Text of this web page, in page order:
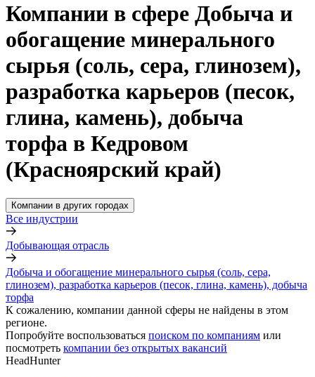
Компании в сфере Добыча и
обогащение минерального
сырья (соль, сера, глинозем),
разработка карьеров (песок,
глина, камень), добыча
торфа в Кедровом
(Красноярский край)
Компании в других городах
Все индустрии
Добывающая отрасль
Добыча и обогащение минерального сырья (соль, сера,
глинозем), разработка карьеров (песок, глина, камень), добыча
торфа
К сожалению, компании данной сферы не найдены в этом
регионе.
Попробуйте воспользоваться поиском по компаниям или
посмотреть компании без открытых вакансий
HeadHunter